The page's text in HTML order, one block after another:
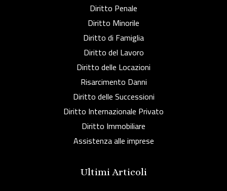
Diritto Penale
Diritto Minorile
Diritto di Famiglia
Diritto del Lavoro
Diritto delle Locazioni
Risarcimento Danni
Diritto delle Successioni
Diritto Internazionale Privato
Diritto Immobiliare
Assistenza alle imprese
Ultimi Articoli